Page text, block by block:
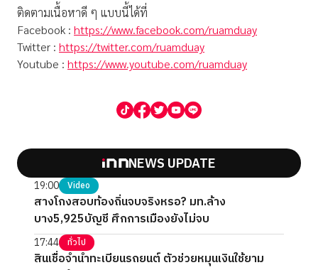
ติดตามเนื้อหาดี ๆ แบบนี้ได้ที่
Facebook : https://www.facebook.com/ruamduay
Twitter : https://twitter.com/ruamduay
Youtube : https://www.youtube.com/ruamduay
NEWS UPDATE
19:00 Video
สางโกงสอบท้องถิ่นจบจริงหรอ? มท.ล้าง
บาง5,925บัญชี ศึกการเมืองยังไม่จบ
17:44 ทั่วไป
สินเชื่อจำนำทะเบียนรถยนต์ ตัวช่วยหมุนเงินใช้ยาม